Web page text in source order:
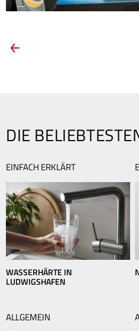
ARTIKEL-
Autos
aus
DIE
EINFACH ERKLÄRT
WASSERHÄRTE IN
LUDWIGSHAFEN
ALLGEMEIN